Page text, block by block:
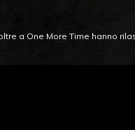
a One More Time hanno